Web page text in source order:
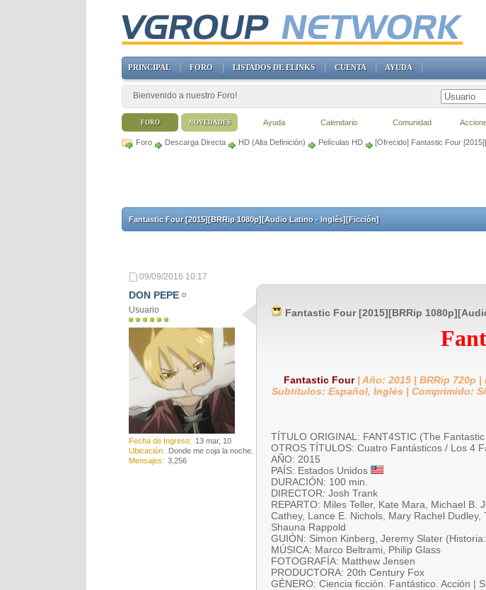
Foro Descarga Directa HD (Alta Definición) Películas HD [Ofrecido] Fantastic Four
Fantastic Four [2015][BRRip 1080p][Audio Latino - Inglés][Ficción]
09/09/2016 10:17
DON PEPE
Usuario
Fecha de Ingreso
13 mar, 10
Ubicación
Donde me coja la noche.
Mensajes
3,256
Fantastic Four [2015][BRRip
Fantastic Four | Año: 2015 | BRRip 720p
Subtítulos: Español, Inglés | Comprimido:
TÍTULO ORIGINAL: FANT4STIC (The
OTROS TÍTULOS: Cuatro Fantásticos / Los 4
AÑO: 2015
PAÍS: Estados Unidos
DURACIÓN: 100 min.
DIRECTOR: Josh Trank
REPARTO: Miles Teller, Kate Mara, Michael B.
Cathey, Lance E. Nichols, Mary Rachel
Shauna Rappold
GUIÓN: Simon Kinberg, Jeremy Slater
MÚSICA: Marco Beltrami, Philip Glass
FOTOGRAFÍA: Matthew Jensen
PRODUCTORA: 20th Century Fox
GÉNERO: Ciencia ficción. Fantástico. Acción |
PRINCIPAL FORO LISTADOS DE ELINKS CUENTA AYUDA
Bienvenido a nuestro Foro!
FORO Ayuda Calendario Comunidad
NOVEDADES